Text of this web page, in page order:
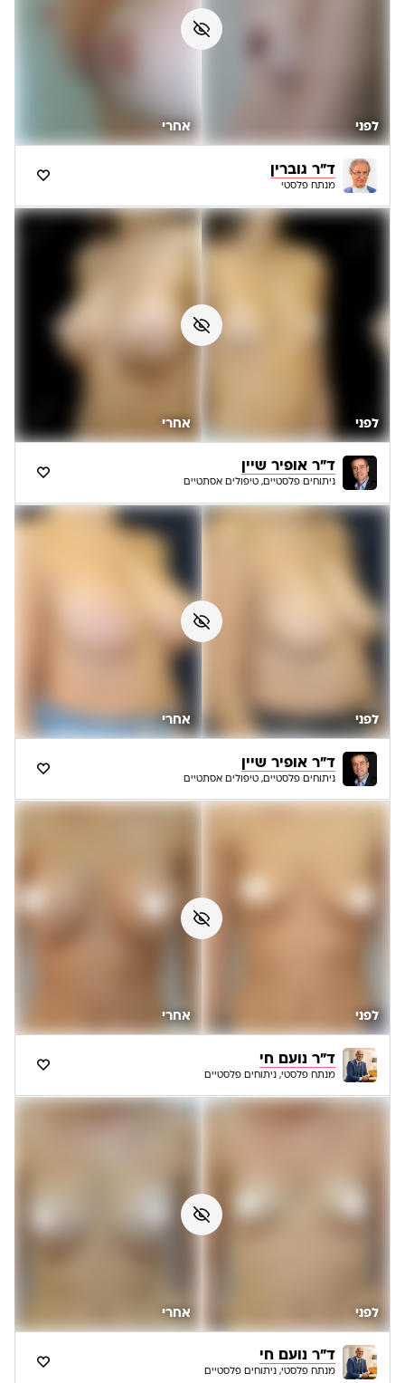
לפני אחרי
ד"ר גוברין
מנתח פלסטי
לפני אחרי
ד"ר אופיר שיין
ניתוחים פלסטיים, טיפולים אסתטיים
לפני אחרי
ד"ר אופיר שיין
ניתוחים פלסטיים, טיפולים אסתטיים
לפני אחרי
ד"ר נועם חי
מנתח פלסטי, ניתוחים פלסטיים
לפני אחרי
ד"ר נועם חי
מנתח פלסטי, ניתוחים פלסטיים